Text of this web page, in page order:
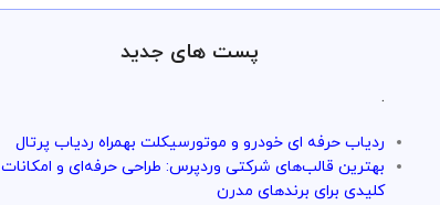
پست های جدید
.
ردیاب حرفه ای خودرو و موتورسیکلت بهمراه ردیاب پرتال
بهترین قالب‌های شرکتی وردپرس: طراحی حرفه‌ای و امکانات
کلیدی برای برندهای مدرن